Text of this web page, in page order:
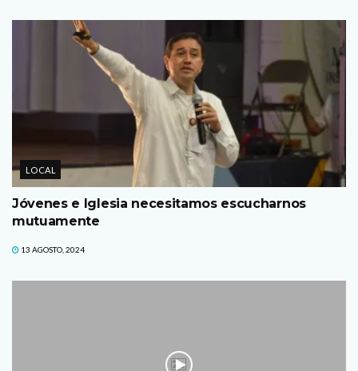
LOCAL
Jóvenes e Iglesia necesitamos escucharnos
mutuamente
13 AGOSTO, 2024